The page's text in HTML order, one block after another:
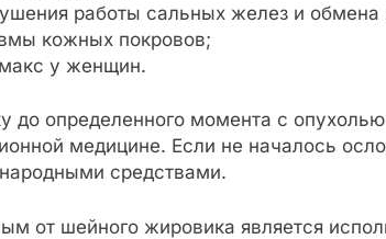
работы сальных желез и обмена
кожных покровов;
у женщин.
до определенного момента с
медицине. Если не началось
средствами.
от шейного жировика является